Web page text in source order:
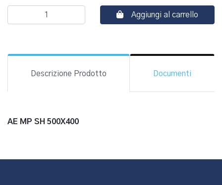
Aggiungi al carrello
Descrizione Prodotto Documenti
AE MP SH 500X400